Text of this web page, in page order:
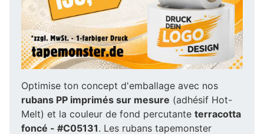
Optimise ton concept d'emballage avec nos
rubans PP imprimés sur mesure (adhésif Hot-
Melt) et la couleur de fond percutante terracotta
foncé - #C05131. Les rubans tapemonster